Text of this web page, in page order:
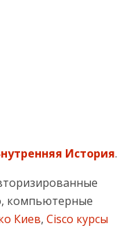
История.
компьютерные
Киев, Cisco курсы